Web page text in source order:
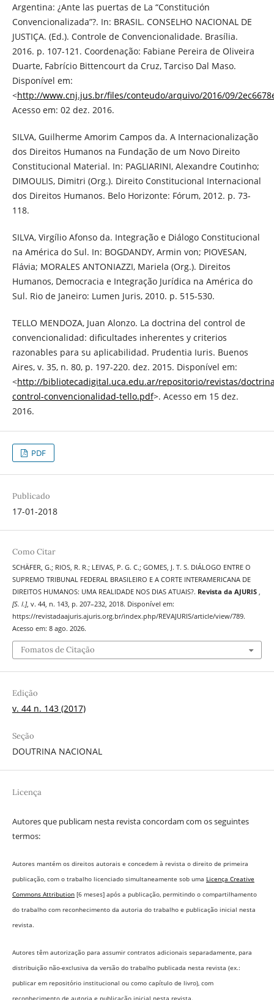
Argentina: ¿Ante las puertas de La “Constitución
Convencionalizada”?. In: BRASIL. CONSELHO NACIONAL DE
JUSTIÇA. (Ed.). Controle de Convencionalidade. Brasília.
2016. p. 107-121. Coordenação: Fabiane Pereira de Oliveira
Duarte, Fabrício Bittencourt da Cruz, Tarciso Dal Maso.
Disponível em:
<http://www.cnj.jus.br/files/conteudo/arquivo/2016/09/
Acesso em: 02 dez. 2016.
SILVA, Guilherme Amorim Campos da. A Internacionalização
dos Direitos Humanos na Fundação de um Novo Direito
Constitucional Material. In: PAGLIARINI, Alexandre Coutinho;
DIMOULIS, Dimitri (Org.). Direito Constitucional Internacional
dos Direitos Humanos. Belo Horizonte: Fórum, 2012. p. 73-
118.
SILVA, Virgílio Afonso da. Integração e Diálogo Constitucional
na América do Sul. In: BOGDANDY, Armin von; PIOVESAN,
Flávia; MORALES ANTONIAZZI, Mariela (Org.). Direitos
Humanos, Democracia e Integração Jurídica na América do
Sul. Rio de Janeiro: Lumen Juris, 2010. p. 515-530.
TELLO MENDOZA, Juan Alonzo. La doctrina del control de
convencionalidad: dificultades inherentes y criterios
razonables para su aplicabilidad. Prudentia Iuris. Buenos
Aires, v. 35, n. 80, p. 197-220. dez. 2015. Disponível em:
<http://bibliotecadigital.uca.edu.ar/repositorio/revistas/
control-convencionalidad-tello.pdf>. Acesso em 15 dez.
2016.
PDF
Publicado
17-01-2018
Como Citar
SCHÄFER, G.; RIOS, R. R.; LEIVAS, P. G. C.; GOMES, J. T. S. DIÁLOGO ENTRE O
SUPREMO TRIBUNAL FEDERAL BRASILEIRO E A CORTE INTERAMERICANA DE
DIREITOS HUMANOS: UMA REALIDADE NOS DIAS ATUAIS?. Revista da AJURIS ,
[S. l.], v. 44, n. 143, p. 207–232, 2018. Disponível em:
https://revistadaajuris.ajuris.org.br/index.php/REVAJURIS/article/view/789.
Acesso em: 8 ago. 2026.
Fomatos de Citação
Edição
v. 44 n. 143 (2017)
Seção
DOUTRINA NACIONAL
Licença
Autores que publicam nesta revista concordam com os seguintes
termos:
Autores mantém os direitos autorais e concedem à revista o direito de primeira
publicação, com o trabalho licenciado simultaneamente sob uma Licença Creative
Commons Attribution[6 meses] após a publicação, permitindo o compartilhamento
do trabalho com reconhecimento da autoria do trabalho e publicação inicial nesta
revista.
Autores têm autorização para assumir contratos adicionais separadamente, para
distribuição não-exclusiva da versão do trabalho publicada nesta revista (ex.:
publicar em repositório institucional ou como capítulo de livro), com
reconhecimento de autoria e publicação inicial nesta revista.